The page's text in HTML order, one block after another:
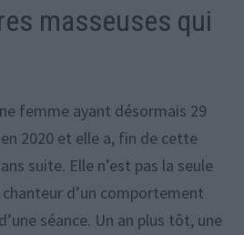
masseuses qui
femme ayant désormais 29
2020 et elle a, fin de cette
suite. Elle n’est pas la seule
d’un comportement
séance. Un an plus tôt, une